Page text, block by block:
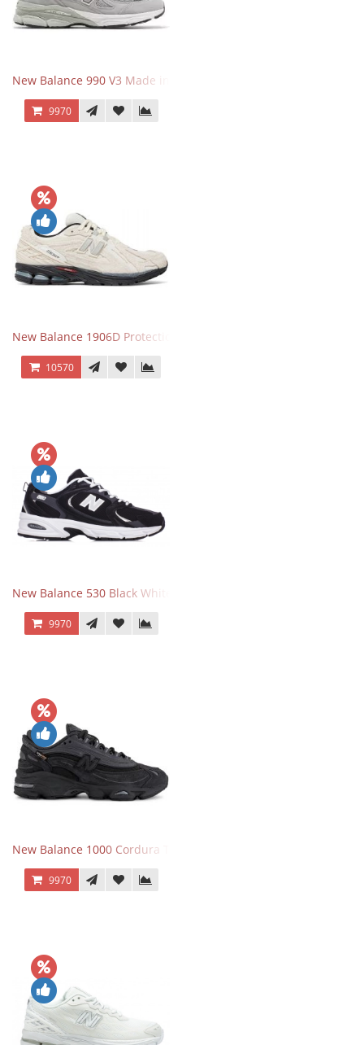
New Balance 990 V3 Made in USA Grey
9970
New Balance 1906D Protection Pack Turtledove
10570
New Balance 530 Black White Silver
9970
New Balance 1000 Cordura Trainers Black Cement
9970